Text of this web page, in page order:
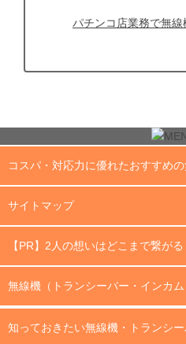
パチンコ店業務で無線
コスパ・対応力に優れたおすすめ
サイトマップ
【PR】2人の想いはどこまで繋が
無線機（トランシーバー・インカ
知っておきたい無線機・トランシ